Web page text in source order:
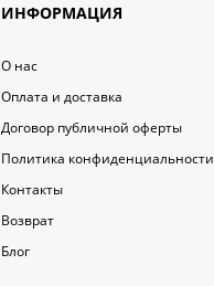
ИНФОРМАЦИЯ
O нас
Оплата и доставка
Договор публичной оферты
Политика конфиденциальности
Контакты
Возврат
Блог